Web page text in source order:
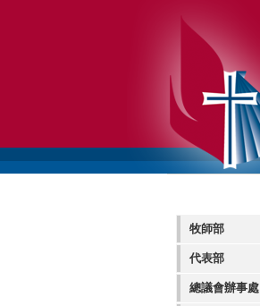
牧師部
代表部
總議會辦事處